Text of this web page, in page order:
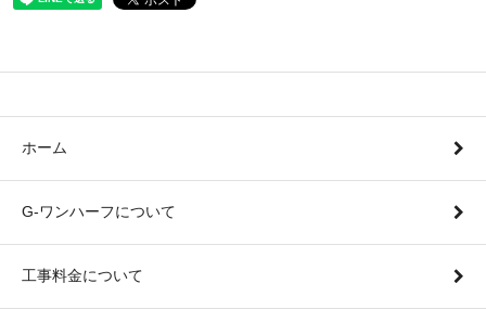
ホーム
G-ワンハーフについて
工事料金について